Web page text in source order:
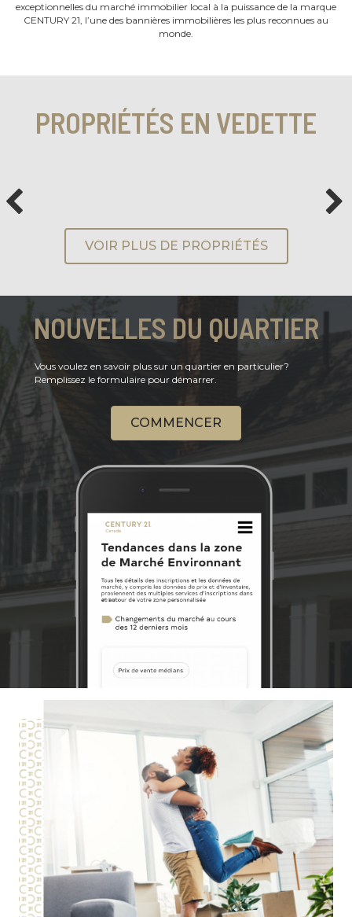
exceptionnelles du marché immobilier local à la puissance de la marque
CENTURY 21, l’une des bannières immobilières les plus reconnues au
monde.
PROPRIÉTÉS EN VEDETTE
VOIR PLUS DE PROPRIÉTÉS
NOUVELLES DU QUARTIER
Vous voulez en savoir plus sur un quartier en particulier?
Remplissez le formulaire pour démarrer.
COMMENCER